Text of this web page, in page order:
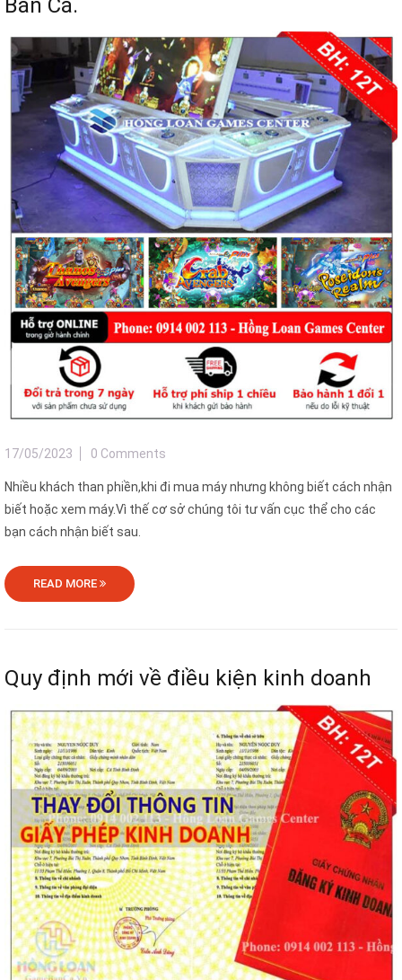
Bắn Cá.
17/05/2023 0 Comments
Nhiều khách than phiền,khi đi mua máy nhưng không biết cách nhận
biết hoặc xem máy.Vì thế cơ sở chúng tôi tư vấn cục thể cho các
bạn cách nhận biết sau.
READ MORE
Quy định mới về điều kiện kinh doanh